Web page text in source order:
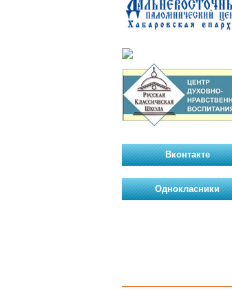
Вконтакте
Однокласники